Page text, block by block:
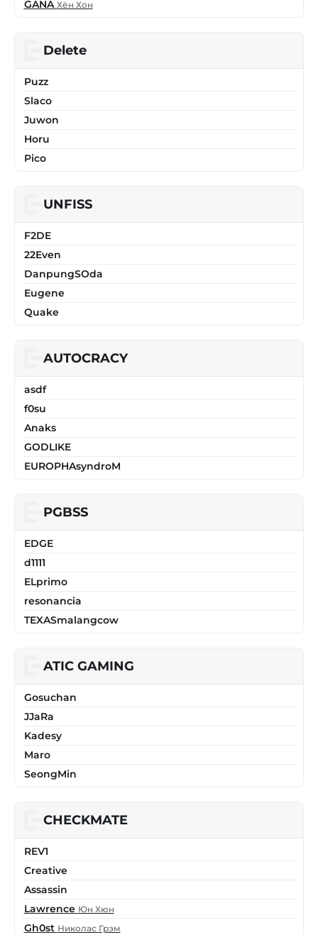
GANA Хён Хон
Delete
Puzz
Slaco
Juwon
Horu
Pico
UNFISS
F2DE
22Even
DanpungSOda
Eugene
Quake
AUTOCRACY
asdf
f0su
Anaks
GODLIKE
EUROPHAsyndroM
PGBSS
EDGE
d1111
ELprimo
resonancia
TEXASmalangcow
ATIC GAMING
Gosuchan
JJaRa
Kadesy
Maro
SeongMin
CHECKMATE
REV1
Creative
Assassin
Lawrence Юн Хюн
Gh0st Николас Грэм